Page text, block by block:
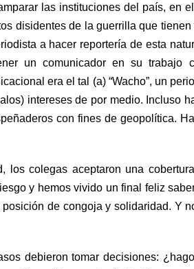
las instituciones del país, en
disidentes de la guerrilla que tienen
a hacer reportería de esta
un comunicador en su trabajo
era el tal (a) “Wacho”, un
intereses de por medio. Incluso
con fines de geopolítica.
los colegas aceptaron una
y hemos vivido un final feliz
de congoja y solidaridad. Y
debieron tomar decisiones: